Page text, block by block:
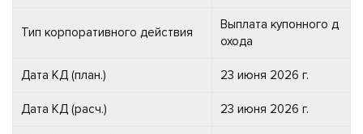
Тип корпоративного действия
Выплата купонного д
охода
Дата КД (план.) 23 июня 2026 г.
Дата КД (расч.) 23 июня 2026 г.